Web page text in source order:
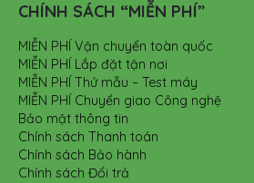
CHÍNH SÁCH “MIỄN PHÍ”
MIỄN PHÍ Vận chuyển toàn quốc
MIỄN PHÍ Lắp đặt tận nơi
MIỄN PHÍ Thử mẫu – Test máy
MIỄN PHÍ Chuyển giao Công nghệ
Bảo mật thông tin
Chính sách Thanh toán
Chính sách Bảo hành
Chính sách Đổi trả